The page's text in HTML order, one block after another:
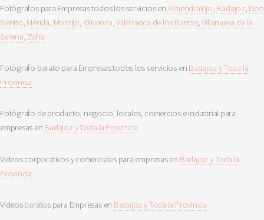
Fotógrafos para Empresas todos los servicios enAlmendralejo, Badajoz, Don
Benito, Mérida, Montijo, Olivenza,Villafranca de los Barros,Villanueva de la
Serena, Zafra
Fotógrafo barato para Empresas todos los servicios en Badajoz y Toda la
Provincia
Fotógrafo de producto, negocio, locales, comercios e industrial para
empresas en Badajoz y Toda la Provincia
Videos corporativos y comerciales para empresas en Badajoz y Toda la
Provincia
Videos baratos para Empresas en Badajoz y Toda la Provincia